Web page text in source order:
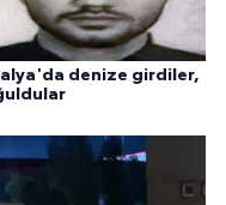
denize girdiler,